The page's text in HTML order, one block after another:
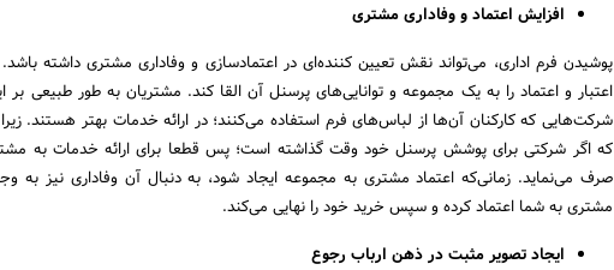
افزایش اعتماد و وفاداری مشتری
پوشیدن فرم اداری، می‌تواند نقش تعیین کننده‌ای در اعتمادسازی و وفاداری مشتری داشته
اعتبار و اعتماد را به یک مجموعه و توانایی‌های پرسنل آن القا ‌کند. مشتریان به طور طبیعی بر
شرکت‌هایی که کارکنان آن‌ها از لباس‌های فرم استفاده می‌کنند؛ در ارائه خدمات بهتر هستند.
که اگر شرکتی برای پوشش پرسنل خود وقت گذاشته است؛ پس قطعا برای ارائه خدمات به
صرف می‌نماید. زمانی‌که اعتماد مشتری به مجموعه ایجاد شود، به دنبال آن وفاداری نیز به
مشتری به شما اعتماد کرده و سپس خرید خود را نهایی می‌کند.
ایجاد تصویر مثبت در ذهن ارباب رجوع